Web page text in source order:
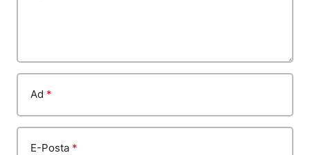
Ad *
E-Posta *